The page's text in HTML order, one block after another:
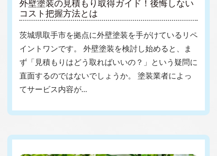
外壁塗装の見積もり取得ガイド！後悔しない
コスト把握方法とは
茨城県取手市を拠点に外壁塗装を手がけているリペ
イントワンです。 外壁塗装を検討し始めると、ま
ず「見積もりはどう取ればいいの？」という疑問に
直面するのではないでしょうか。 塗装業者によっ
てサービス内容が…